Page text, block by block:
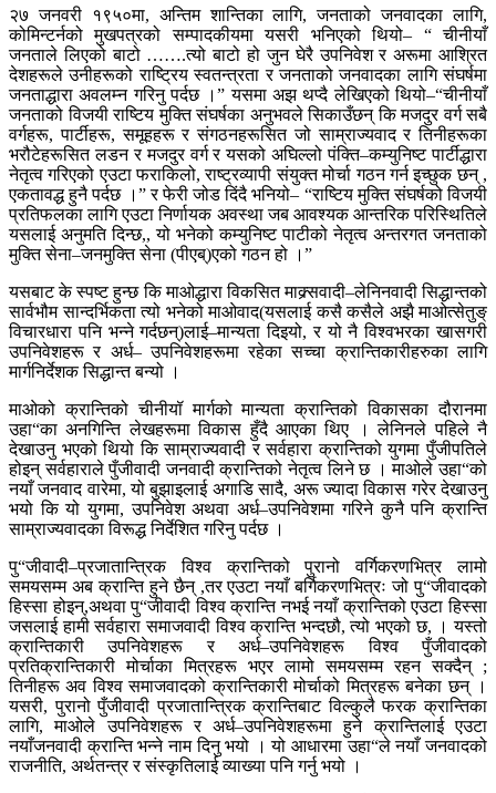
२७ जनवरी १९५०मा, अन्तिम शान्तिका लागि, जनताको जनवादका लागि,
कोमिन्टर्नको मुखपत्रको सम्पादकीयमा यसरी भनिएको थियो– “ चीनीयाँ
जनताले लिएको बाटो …….त्यो बाटो हो जुन घेरै उपनिवेश र अरूमा आश्रित
देशहरूले उनीहरूको राष्ट्रिय स्वतन्त्रता र जनताको जनवादका लागि संघर्षमा
जनताद्धारा अवलम्न गरिनु पर्दछ ।” यसमा अझ थप्दै लेखिएको थियो–“चीनीयाँ
जनताको विजयी राष्टिय मुक्ति संघर्षका अनुभवले सिकाउँछन् कि मजदुर वर्ग सबै
वर्गहरू, पार्टीहरू, समूहहरू र संगठनहरूसित जो साम्राज्यवाद र तिनीहरूका
भरौटेहरूसित लडन र मजदुर वर्ग र यसको अघिल्लो पंक्ति–कम्युनिष्ट पार्टीद्धारा
नेतृत्व गरिएको एउटा फराकिलो, राष्ट्रव्यापी संयुक्त मोर्चा गठन गर्न इच्छुक छन् ,
एकतावद्ध हुनै पर्दछ ।” र फेरी जोड दिंदै भनियो– “राष्टिय मुक्ति संघर्षको विजयी
प्रतिफलका लागि एउटा निर्णायक अवस्था जब आवश्यक आन्तरिक परिस्थितिले
यसलाई अनुमति दिन्छ,, यो भनेको कम्युनिष्ट पाटीको नेतृत्व अन्तरगत जनताको
मुक्ति सेना–जनमुक्ति सेना (पीएब्)एको गठन हो ।”
यसबाट के स्पष्ट हुन्छ कि माओद्धारा विकसित माक्र्सवादी–लेनिनवादी सिद्धान्तको
सार्वभौम सान्दर्भिकता त्यो भनेको माओवाद(यसलाई कसै कसैले अझै माओत्सेतुङ्
विचारधारा पनि भन्ने गर्दछन्)लाई–मान्यता दिइयो, र यो नै विश्वभरका खासगरी
उपनिवेशहरू र अर्ध– उपनिवेशहरूमा रहेका सच्चा क्रान्तिकारीहरुका लागि
मार्गनिर्देशक सिद्धान्त बन्यो ।
माओको क्रान्तिको चीनीयॉ मार्गको मान्यता क्रान्तिको विकासका दौरानमा
उहा“का अनगिन्ति लेखहरूमा विकास हुँदै आएका थिए । लेनिनले पहिले नै
देखाउनु भएको थियो कि साम्राज्यवादी र सर्वहारा क्रान्तिको युगमा पुँजीपतिले
होइन् सर्वहाराले पुँजीवादी जनवादी क्रान्तिको नेतृत्व लिने छ । माओले उहा“को
नयाँ जनवाद वारेमा, यो बुझाइलाई अगाडि सादै, अरू ज्यादा विकास गरेर देखाउनु
भयो कि यो युगमा, उपनिवेश अथवा अर्ध–उपनिवेशमा गरिने कुनै पनि क्रान्ति
साम्राज्यवादका विरूद्ध निर्देशित गरिनु पर्दछ ।
पु“जीवादी–प्रजातान्त्रिक विश्व क्रान्तिको पुरानो वर्गिकरणभित्र लामो
समयसम्म अब क्रान्ति हुने छैन् ,तर एउटा नयाँ बर्गिकरणभित्रः जो पु“जीवादको
हिस्सा होइन्,अथवा पु“जीवादी विश्व क्रान्ति नभई नयाँ क्रान्तिको एउटा हिस्सा
जसलाई हामी सर्वहारा समाजवादी विश्व क्रान्ति भन्दछौ, त्यो भएको छ, । यस्तो
क्रान्तिकारी उपनिवेशहरू र अर्ध–उपनिवेशहरू विश्व पुँजीवादको
प्रतिक्रान्तिकारी मोर्चाका मित्रहरू भएर लामो समयसम्म रहन सक्दैन् ;
तिनीहरू अव विश्व समाजवादको क्रान्तिकारी मोर्चाको मित्रहरू बनेका छन् ।
यसरी, पुरानो पुँजीवादी प्रजातान्त्रिक क्रान्तिबाट विल्कुलै फरक क्रान्तिका
लागि, माओले उपनिवेशहरू र अर्ध–उपनिवेशहरूमा हुने क्रान्तिलाई एउटा
नयाँजनवादी क्रान्ति भन्ने नाम दिनु भयो । यो आधारमा उहा“ले नयाँ जनवादको
राजनीति, अर्थतन्त्र र संस्कृतिलाई व्याख्या पनि गर्नु भयो ।